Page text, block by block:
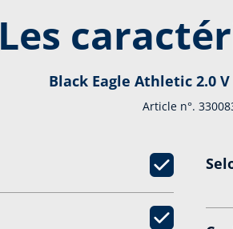
Les
Black Eagle Athletic 2.0
Article n°.